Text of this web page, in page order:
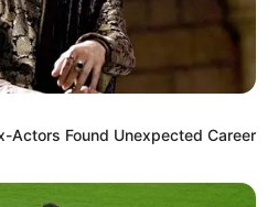
Actors Found Unexpected Career